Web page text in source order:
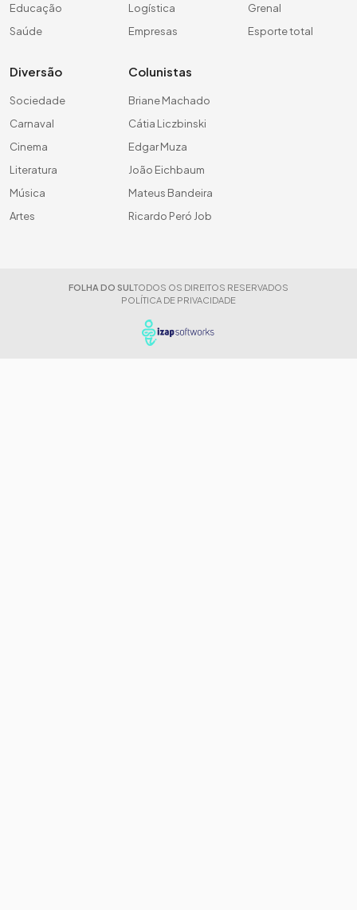
Educação
Saúde
Logística
Empresas
Grenal
Esporte total
Diversão
Sociedade
Carnaval
Cinema
Literatura
Música
Artes
Colunistas
Briane Machado
Cátia Liczbinski
Edgar Muza
João Eichbaum
Mateus Bandeira
Ricardo Peró Job
FOLHA DO SUL TODOS OS DIREITOS RESERVADOS
POLÍTICA DE PRIVACIDADE